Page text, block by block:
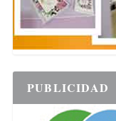
PUBLICIDAD